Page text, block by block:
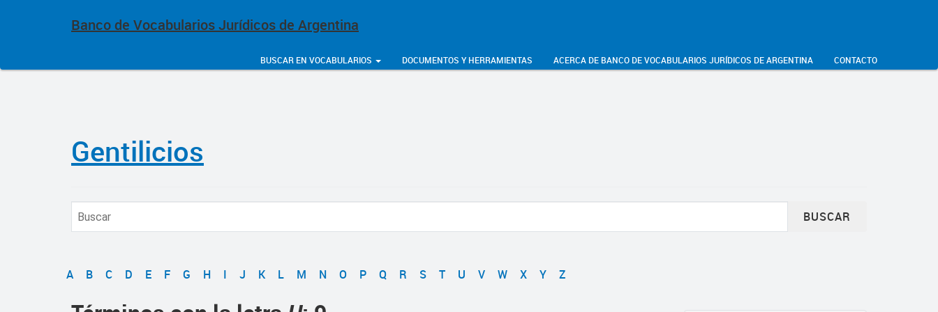
Banco de Vocabularios Jurídicos de Argentina
BUSCAR EN VOCABULARIOS DOCUMENTOS Y HERRAMIENTAS ACERCA DE BANCO DE VOCABULARIOS JURÍDICOS DE ARGENTINA CONTACTO
Gentilicios
BUSCAR
A B C D E F G H I J K L M N O P Q R S T U V W X Y Z